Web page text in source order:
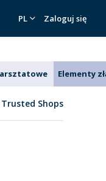
PL Zaloguj się
Elementy
Shops